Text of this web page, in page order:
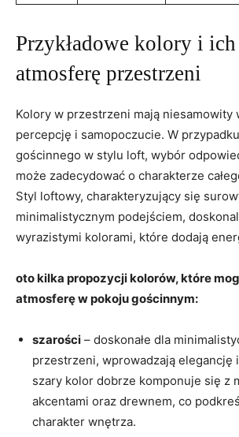
Przykładowe kolory i ich
atmosferę przestrzeni
Kolory w przestrzeni mają niesamowity
percepcję i samopoczucie. W
gościnnego w stylu loft, wybór
może zadecydować o charakterze
Styl loftowy, charakteryzujący się
minimalistycznym podejściem,
wyrazistymi kolorami, które dodają
oto kilka propozycji kolorów, które
atmosferę w pokoju gościnnym:
szarości – doskonałe dla
przestrzeni, wprowadzają elegancję
szary kolor dobrze komponuje się z
akcentami oraz drewnem, co
charakter wnętrza.